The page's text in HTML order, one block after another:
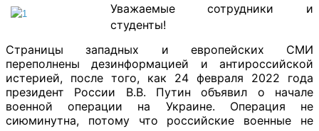
Уважаемые сотрудники и
студенты!
Страницы западных и европейских СМИ
переполнены дезинформацией и антироссийской
истерией, после того, как 24 февраля 2022 года
президент России В.В. Путин объявил о начале
военной операции на Украине. Операция не
сиюминутна, потому что российские военные не